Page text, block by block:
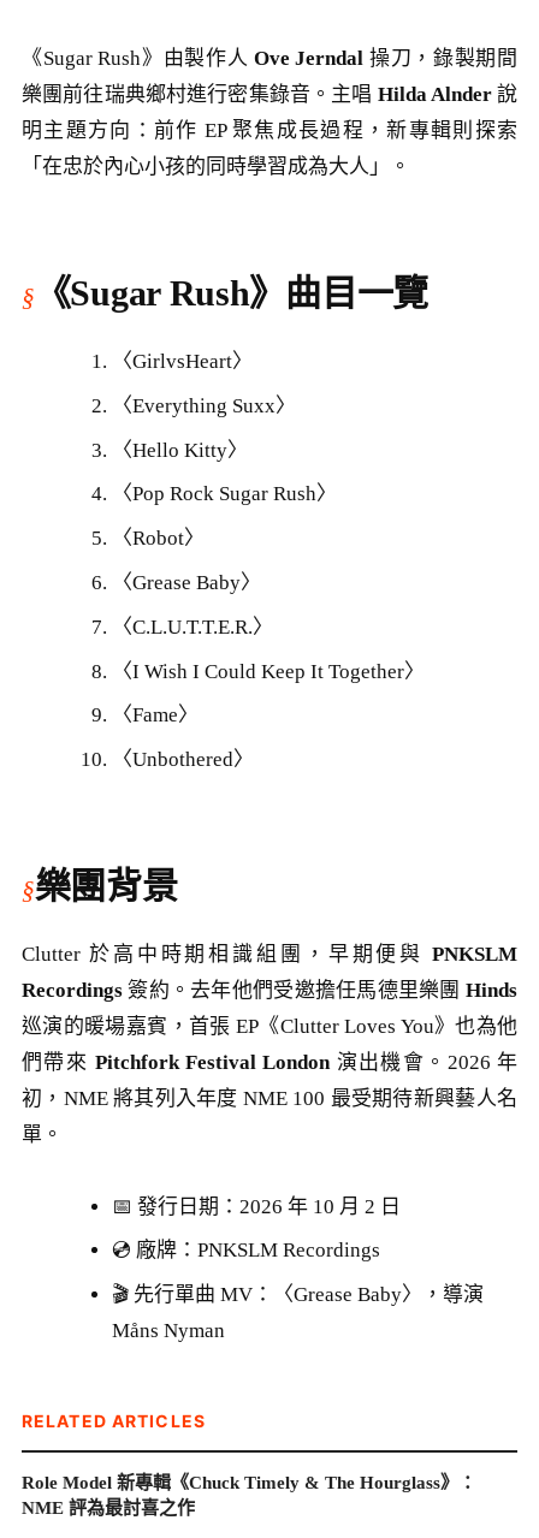
《Sugar Rush》由製作人 Ove Jerndal 操刀，錄製期間
樂團前往瑞典鄉村進行密集錄音。主唱 Hilda Alnder說
明主題方向：前作 EP 聚焦成長過程，新專輯則探索
「在忠於內心小孩的同時學習成為大人」。
《Sugar Rush》曲目一覽
〈GirlvsHeart〉
〈Everything Suxx〉
〈Hello Kitty〉
〈Pop Rock Sugar Rush〉
〈Robot〉
〈Grease Baby〉
〈C.L.U.T.T.E.R.〉
〈I Wish I Could Keep It Together〉
〈Fame〉
〈Unbothered〉
樂團背景
Clutter 於高中時期相識組團，早期便與 PNKSLM
Recordings 簽約。去年他們受邀擔任馬德里樂團 Hinds
巡演的暖場嘉賓，首張 EP《Clutter Loves You》也為他
們帶來 Pitchfork Festival London演出機會。2026 年
初，NME 將其列入年度 NME 100 最受期待新興藝人名
單。
📅 發行日期：2026 年 10 月 2 日
💿 廠牌：PNKSLM Recordings
🎬 先行單曲 MV：〈Grease Baby〉，導演
Måns Nyman
RELATED ARTICLES
Role Model 新專輯《Chuck Timely & The Hourglass》：
NME 評為最討喜之作